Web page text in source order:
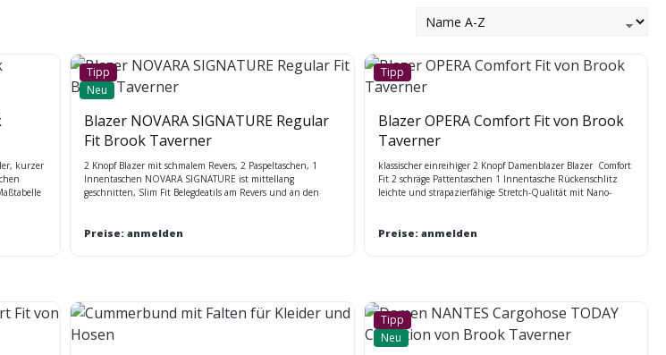
kurzer
Tipp
Neu
Blazer NOVARA SIGNATURE Regular
Fit Brook Taverner
2 Knopf Blazer mit schmalem Revers, 2 Paspeltaschen, 1
Innentaschen NOVARA SIGNATURE ist mittellang
geschnitten, Slim Fit Belegdeatils am Revers und an den
in 2 Farben navy und grey Rückenlänge bei Gr.40R = 55,5
Preise: anmelden
Tipp
Blazer OPERA Comfort Fit von Brook
Taverner
klassischer einreihiger 2 Knopf Damenblazer Blazer Comfort
Fit 2 schräge Pattentaschen 1 Innentasche Rückenschlitz
leichte und strapazierfähige Stretch-Qualität mit Nano-
Preise: anmelden
Tipp
Neu